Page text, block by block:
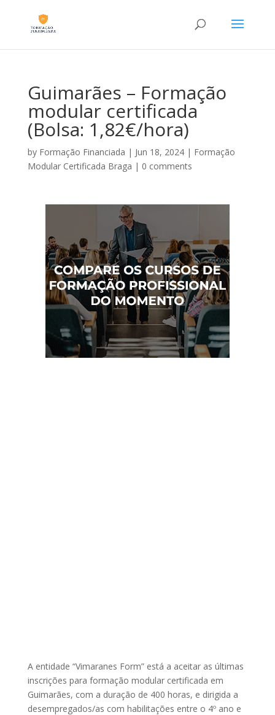
Guimarães – Formação
modular certificada
(Bolsa: 1,82€/hora)
by Formação Financiada | Jun 18, 2024| Formação
Modular Certificada Braga | 0 comments
A entidade “Vimaranes Form” está a aceitar as últimas
inscrições para formação modular certificada em
Guimarães, com a duração de 400 horas, e dirigida a
desempregados/as com habilitações entre o 4º ano e